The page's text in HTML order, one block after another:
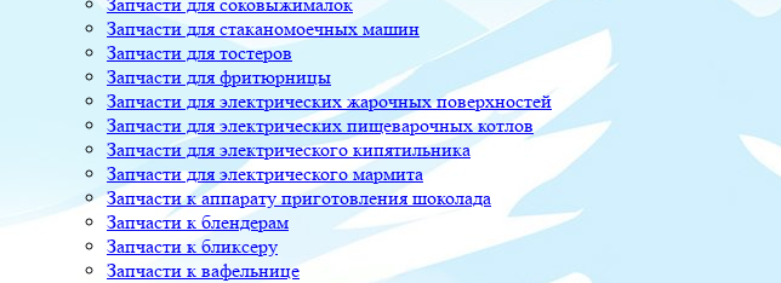
Запчасти для стаканомоечных машин
Запчасти для тостеров
Запчасти для фритюрницы
Запчасти для электрических жарочных поверхностей
Запчасти для электрических пищеварочных котлов
Запчасти для электрического кипятильника
Запчасти для электрического мармита
Запчасти к аппарату приготовления шоколада
Запчасти к блендерам
Запчасти к бликсеру
Запчасти к вафельнице